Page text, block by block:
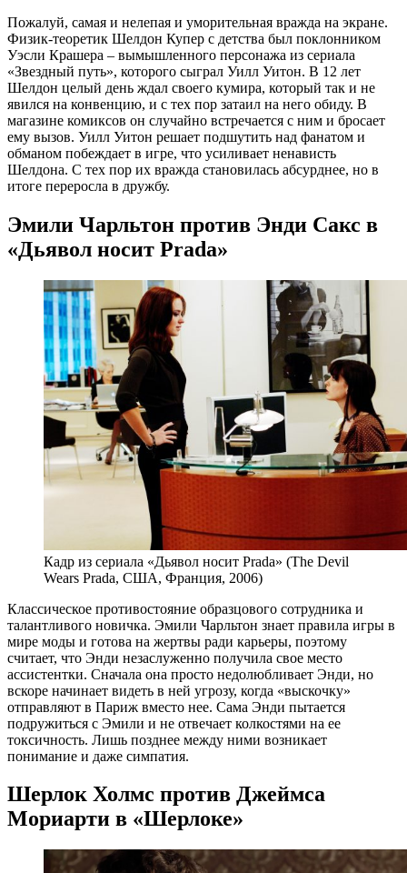
Пожалуй, самая и нелепая и уморительная вражда на экране.
Физик-теоретик Шелдон Купер с детства был поклонником
Уэсли Крашера – вымышленного персонажа из сериала
«Звездный путь», которого сыграл Уилл Уитон. В 12 лет
Шелдон целый день ждал своего кумира, который так и не
явился на конвенцию, и с тех пор затаил на него обиду. В
магазине комиксов он случайно встречается с ним и бросает
ему вызов. Уилл Уитон решает подшутить над фанатом и
обманом побеждает в игре, что усиливает ненависть
Шелдона. С тех пор их вражда становилась абсурднее, но в
итоге переросла в дружбу.
Эмили Чарльтон против Энди Сакс в
«Дьявол носит Prada»
Кадр из сериала «Дьявол носит Prada» (The Devil
Wears Prada, США, Франция, 2006)
Классическое противостояние образцового сотрудника и
талантливого новичка. Эмили Чарльтон знает правила игры в
мире моды и готова на жертвы ради карьеры, поэтому
считает, что Энди незаслуженно получила свое место
ассистентки. Сначала она просто недолюбливает Энди, но
вскоре начинает видеть в ней угрозу, когда «выскочку»
отправляют в Париж вместо нее. Сама Энди пытается
подружиться с Эмили и не отвечает колкостями на ее
токсичность. Лишь позднее между ними возникает
понимание и даже симпатия.
Шерлок Холмс против Джеймса
Мориарти в «Шерлоке»